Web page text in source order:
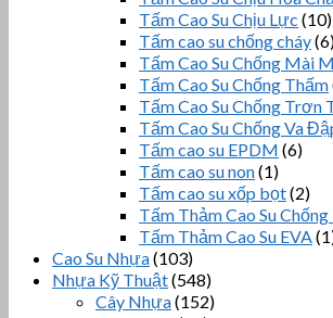
Tấm Cao Su Chịu Lực (10)
Tấm cao su chống cháy
Tấm Cao Su Chống Mài
Tấm Cao Su Chống Thấm
Tấm Cao Su Chống
Tấm Cao Su Chống Va
Tấm cao su EPDM (6)
Tấm cao su non(1)
Tấm cao su xốp bọt(2)
Tấm Thảm Cao Su
Tấm Thảm Cao Su EVA
Cao Su Nhựa(103)
Nhựa Kỹ Thuật(548)
Cây Nhựa(152)